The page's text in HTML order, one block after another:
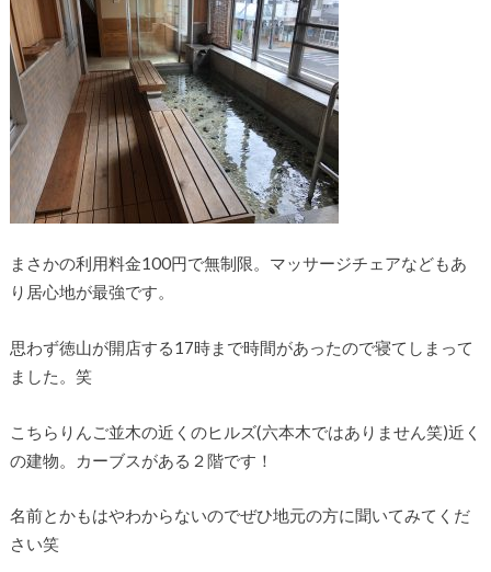
まさかの利用料金100円で無制限。マッサージチェアなどもあ
り居心地が最強です。
思わず徳山が開店する17時まで時間があったので寝てしまって
ました。笑
こちらりんご並木の近くのヒルズ(六本木ではありません笑)近く
の建物。カーブスがある２階です！
名前とかもはやわからないのでぜひ地元の方に聞いてみてくだ
さい笑